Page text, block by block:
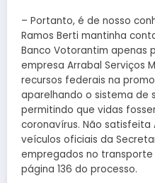
– Portanto, é de nosso
Ramos Berti mantinha
Banco Votorantim apenas
empresa Arrabal Serviços
recursos federais na
aparelhando o sistema de
permitindo que vidas
coronavírus. Não satisfeita
veículos oficiais da
empregados no
página 136 do processo.